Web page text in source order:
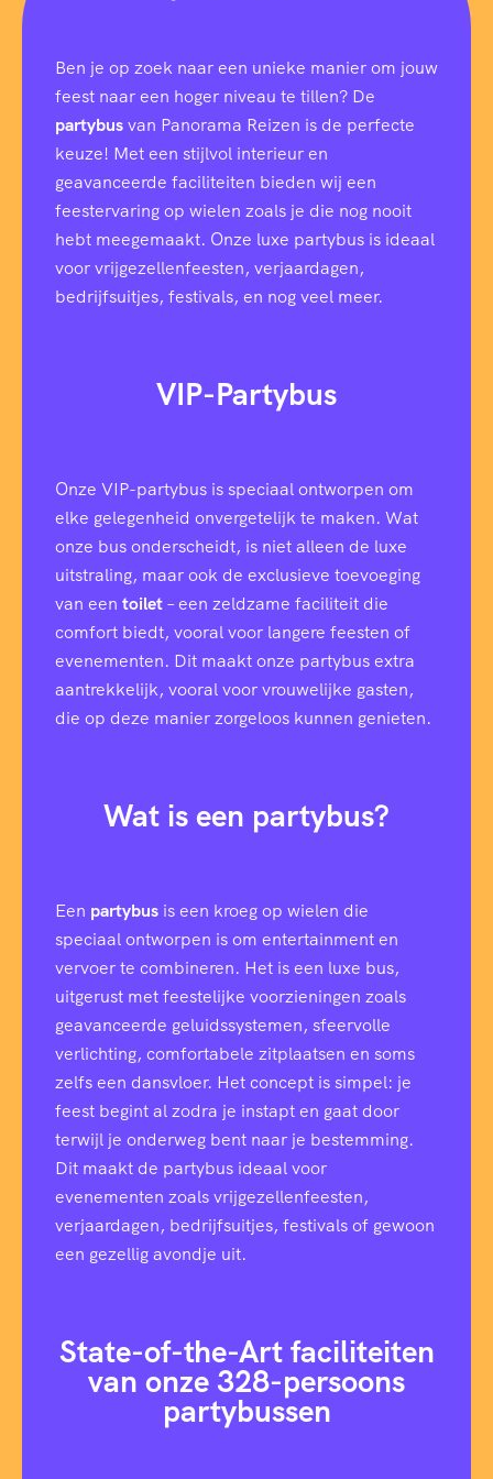
Ben je op zoek naar een unieke manier om jouw
feest naar een hoger niveau te tillen? De
partybusvan Panorama Reizen is de perfecte
keuze! Met een stijlvol interieur en
geavanceerde faciliteiten bieden wij een
feestervaring op wielen zoals je die nog nooit
hebt meegemaakt. Onze luxe partybus is ideaal
voor vrijgezellenfeesten, verjaardagen,
bedrijfsuitjes, festivals, en nog veel meer.
VIP-Partybus
Onze VIP-partybus is speciaal ontworpen om
elke gelegenheid onvergetelijk te maken. Wat
onze bus onderscheidt, is niet alleen de luxe
uitstraling, maar ook de exclusieve toevoeging
van een toilet– een zeldzame faciliteit die
comfort biedt, vooral voor langere feesten of
evenementen. Dit maakt onze partybus extra
aantrekkelijk, vooral voor vrouwelijke gasten,
die op deze manier zorgeloos kunnen genieten.
Wat is een partybus?
Een partybus is een kroeg op wielen die
speciaal ontworpen is om entertainment en
vervoer te combineren. Het is een luxe bus,
uitgerust met feestelijke voorzieningen zoals
geavanceerde geluidssystemen, sfeervolle
verlichting, comfortabele zitplaatsen en soms
zelfs een dansvloer. Het concept is simpel: je
feest begint al zodra je instapt en gaat door
terwijl je onderweg bent naar je bestemming.
Dit maakt de partybus ideaal voor
evenementen zoals vrijgezellenfeesten,
verjaardagen, bedrijfsuitjes, festivals of gewoon
een gezellig avondje uit.
State-of-the-Art faciliteiten
van onze 328-persoons
partybussen